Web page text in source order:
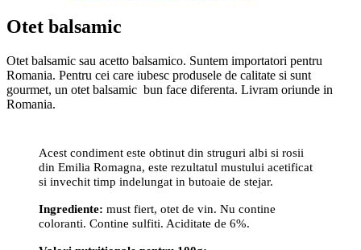
Otet balsamic
Otet balsamic sau acetto balsamico. Suntem importatori pentru
Romania. Pentru cei care iubesc produsele de calitate si sunt
gourmet, un otet balsamic bun face diferenta. Livram oriunde in
Romania.
Acest condiment este obtinut din struguri albi si rosii
din Emilia Romagna, este rezultatul mustului acetificat
si invechit timp indelungat in butoaie de stejar.
Ingrediente: must fiert, otet de vin. Nu contine
coloranti. Contine sulfiti. Aciditate de 6%.